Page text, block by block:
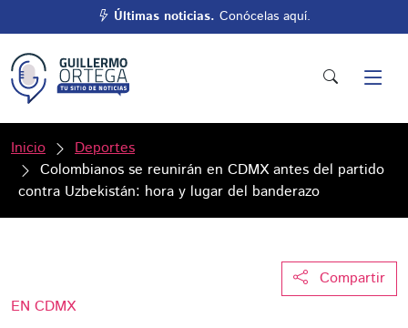
Últimas noticias. Conócelas aquí.
Inicio
Deportes
Colombianos se reunirán en CDMX antes del partido
contra Uzbekistán: hora y lugar del banderazo
Compartir
EN CDMX